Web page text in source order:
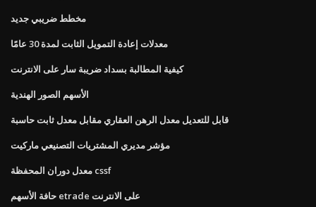
مخطط ضريبي جديد
معدلات إعادة التمويل الثابت لمدة 30 عامًا
كيفية المطالبة بسداد ضريبة سار على الانترنت
الأسهم الصور الهندية
قابل للتعديل معدل الرهن العقاري مقابل معدل ثابت حاسبة
مؤشر مديري المشتريات التصنيعي ماركيت
معدل دوران المحفظة cssf
حافة الأسهم etrade على الانترنت